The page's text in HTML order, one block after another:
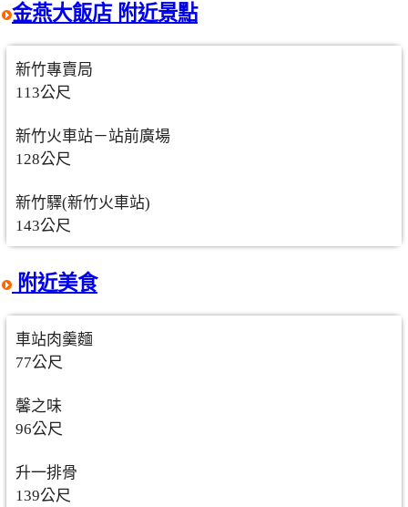
金燕大飯店 附近景點
新竹專賣局
113公尺
新竹火車站－站前廣場
128公尺
新竹驛(新竹火車站)
143公尺
附近美食
車站肉羹麵
77公尺
馨之味
96公尺
升一排骨
139公尺